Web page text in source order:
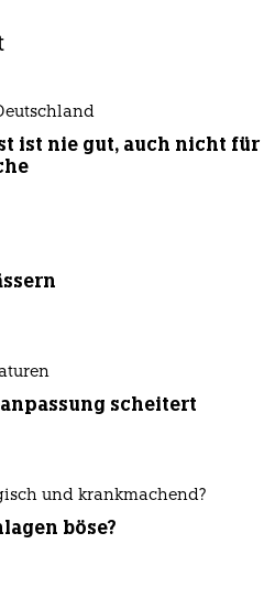
ist nie gut, auch nicht für
scheitert
und krankmachend?
böse?